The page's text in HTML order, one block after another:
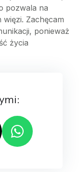
pozwala na
Zachęcam
ponieważ
życia